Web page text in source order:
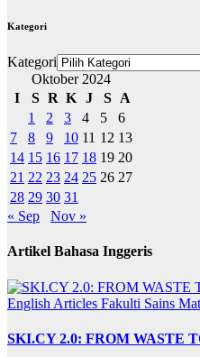
Kategori
Kategori
Oktober 2024
I
S R K J S
A
1
2 3 4 5
6
7
8 9 10 11 12 13
14 15 16 17 18 19 20
21 22 23 24 25 26 27
28 29 30 31
« Sep
Nov »
Artikel Bahasa Inggeris
English Articles Fakulti Sains
SKI.CY 2.0: FROM WASTE